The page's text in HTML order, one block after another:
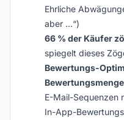
Ehrliche
aber …“)
66 % der Käufer
spiegelt dieses
Bewertungs-
E-Mail-Sequenzen
In-App-